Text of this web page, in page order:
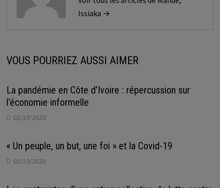
Issiaka →
VOUS POURRIEZ AUSSI AIMER
La pandémie en Côte d’Ivoire : répercussion sur
l’économie informelle
02/10/2020
« Un peuple, un but, une foi » et la Covid-19
02/10/2020